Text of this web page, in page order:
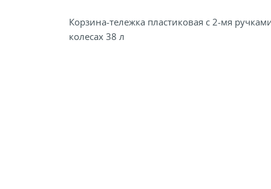
Корзина-тележка пластиковая с 2-мя
колесах 38 л